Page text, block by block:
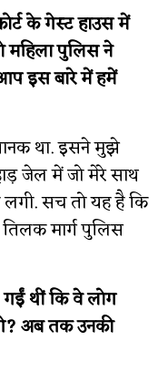
के गेस्ट हाउस में
महिला पुलिस ने
इस बारे में हमें
था. इसने मुझे
जेल में जो मेरे साथ
लगी. सच तो यह है कि
मार्ग पुलिस
थीं कि वे लोग
अब तक उनकी